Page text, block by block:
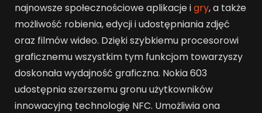
najnowsze społecznościowe aplikacje igry, a także
możliwość robienia, edycji i udostępniania zdjęć
oraz filmów wideo. Dzięki szybkiemu procesorowi
graficznemu wszystkim tym funkcjom towarzyszy
doskonała wydajność graficzna. Nokia 603
udostępnia szerszemu gronu użytkowników
innowacyjną technologię NFC. Umożliwia ona